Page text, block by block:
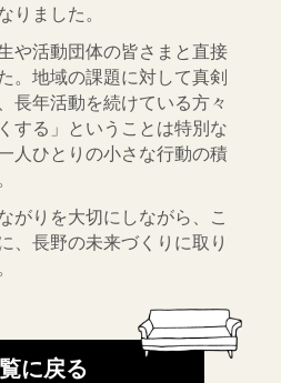
りました。
や活動団体の皆さまと直接
。地域の課題に対して真剣
長年活動を続けている方々
する」ということは特別な
人ひとりの小さな行動の積
がりを大切にしながら、こ
、長野の未来づくりに取り
に戻る